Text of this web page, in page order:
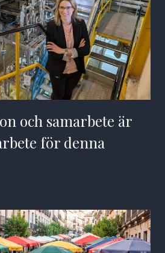
och samarbete är
för denna